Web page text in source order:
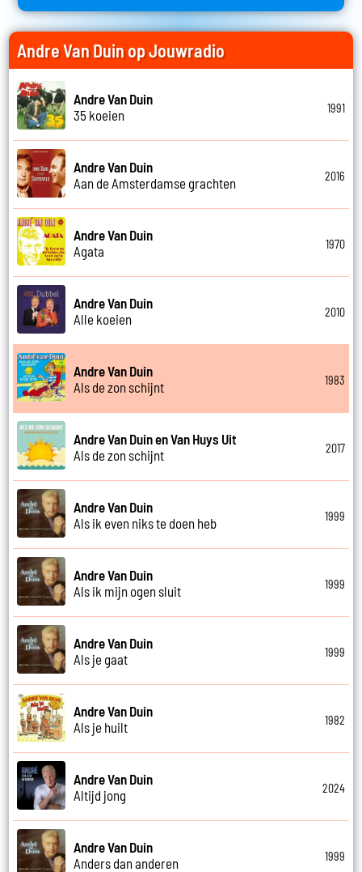
Andre Van Duin op Jouwradio
Andre Van Duin
35 koeien
1991
Andre Van Duin
Aan de Amsterdamse grachten
2016
Andre Van Duin
Agata
1970
Andre Van Duin
Alle koeien
2010
Andre Van Duin
Als de zon schijnt
1983
Andre Van Duin en Van Huys Uit
Als de zon schijnt
2017
Andre Van Duin
Als ik even niks te doen heb
1999
Andre Van Duin
Als ik mijn ogen sluit
1999
Andre Van Duin
Als je gaat
1999
Andre Van Duin
Als je huilt
1982
Andre Van Duin
Altijd jong
2024
Andre Van Duin
Anders dan anderen
1999